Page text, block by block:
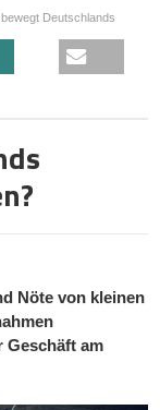
Deutschlands
Nöte von kleinen
Geschäft am